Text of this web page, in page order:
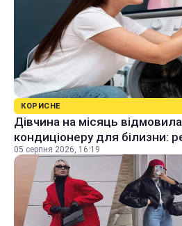
КОРИСНЕ
Дівчина на місяць
кондиціонеру для білизни:
05 серпня 2026, 16:19